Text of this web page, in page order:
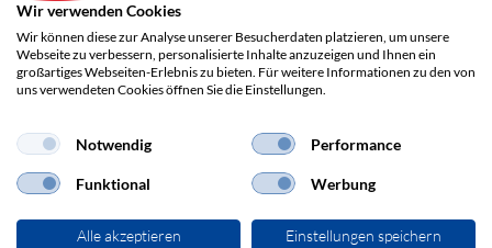
Impressum Haftungsausschluss
Wir verwenden Cookies
Wir können diese zur Analyse unserer Besucherdaten platzieren, um unsere
Webseite zu verbessern, personalisierte Inhalte anzuzeigen und Ihnen ein
großartiges Webseiten-Erlebnis zu bieten. Für weitere Informationen zu den von
uns verwendeten Cookies öffnen Sie die Einstellungen.
Notwendig Performance
Funktional Werbung
Alle akzeptieren Einstellungen speichern